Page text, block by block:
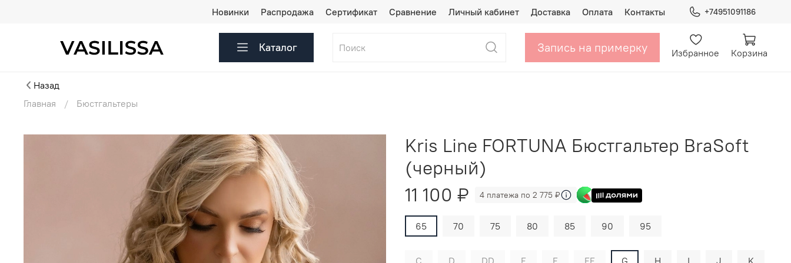
Новинки Распродажа Сертификат Сравнение Личный кабинет Доставка Оплата Контакты +74951091186
Каталог Запись на примерку Избранное Корзина
Назад
Главная
Бюстгальтеры
Kris Line FORTUNA Бюстгальтер BraSoft
(черный)
11 100 ₽
4 платежа по 2 775 ₽
65 70 75 80 85 90 95
C D DD E F FF G H I J K